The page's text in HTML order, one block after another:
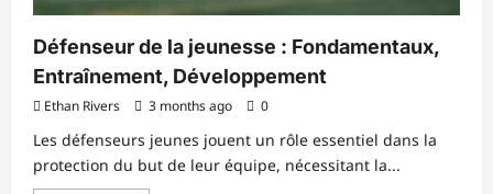
Défenseur de la jeunesse : Fondamentaux,
Entraînement, Développement
Ethan Rivers 3 months ago 0
Les défenseurs jeunes jouent un rôle essentiel dans la
protection du but de leur équipe, nécessitant la...